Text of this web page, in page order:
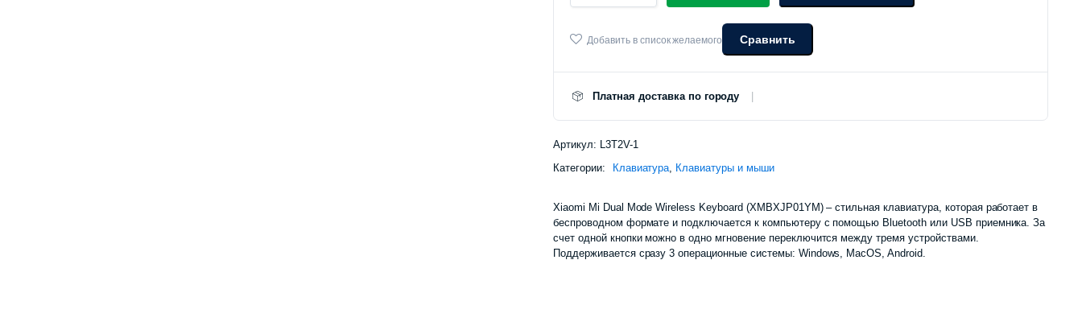
Xiaomi
Dual
(XMBXJP01YM)
Добавить в список желаемого Сравнить
Платная доставка по городу
Артикул: L3T2V-1
Категории:
Клавиатура, Клавиатуры и мыши
Xiaomi Mi Dual Mode Wireless Keyboard (XMBXJP01YM) – стильная клавиатура, которая работает в
беспроводном формате и подключается к компьютеру с помощью Bluetooth или USB приемника. За
счет одной кнопки можно в одно мгновение переключится между тремя устройствами.
Поддерживается сразу 3 операционные системы: Windows, MacOS, Android.